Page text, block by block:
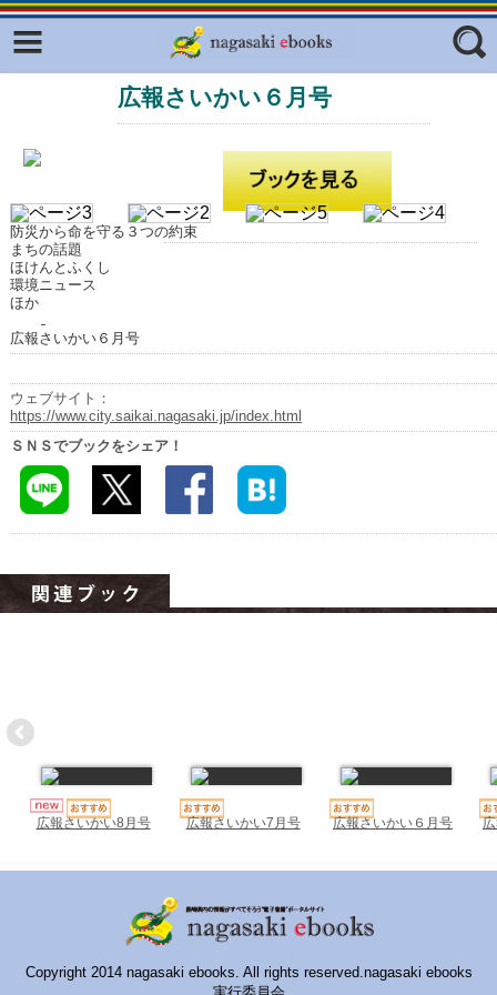
フリーワード
ジャンル
広報さいかい６月号
防災から命を守る３つの約束
まちの話題
ほけんとふくし
環境ニュース
ほか
広報さいかい６月号
ウェブサイト：
https://www.city.saikai.nagasaki.jp/index.html
ＳＮＳでブックをシェア！
広報さいかい8月号 広報さいかい7月号 広報さいかい６月号
Copyright 2014 nagasaki ebooks. All rights reserved.nagasaki ebooks
Facebook
ふくいろキラリプロジェクト
ラリー（TOKYO Brochures）
はじめてご利用される方へ
コンテンツ
明治日本の産業革命遺産
長崎と天草地方の潜伏キリシタン
関連遺産
大学・専門学校ナビ
ハイスクールナビ
いきebooks
みなみしまばらebooks
はさみebooks
ながさき市ebooks
さいかいイーブックス